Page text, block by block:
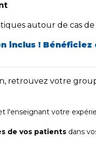
autour de cas
inclus !
retrouvez votre
l'enseignant votre
de vos patients dans